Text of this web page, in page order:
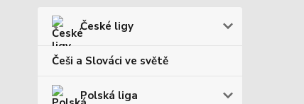
České ligy
Češi a Slováci ve světě
Polská liga